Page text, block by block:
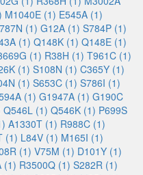
M1040E (1) E545A (1)
(1) G12A (1) S784P (1)
(1) Q148K (1) Q148E (1)
(1) R38H (1) T961C (1)
(1) S108N (1) C365Y (1)
(1) S653C (1) S786I (1)
(1) G1947A (1) G190C
Q546L (1) Q546K (1) P699S
A1330T (1) R988C (1)
(1) L84V (1) M165I (1)
(1) V75M (1) D101Y (1)
(1) R3500Q (1) S282R (1)